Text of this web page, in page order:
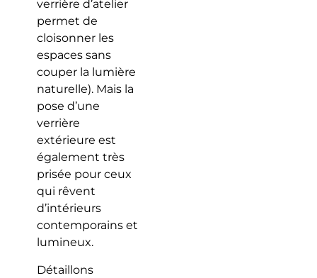
verrière d’atelier
permet de
cloisonner les
espaces sans
couper la lumière
naturelle). Mais la
pose d’une
verrière
extérieure est
également très
prisée pour ceux
qui rêvent
d’intérieurs
contemporains et
lumineux.
Détaillons